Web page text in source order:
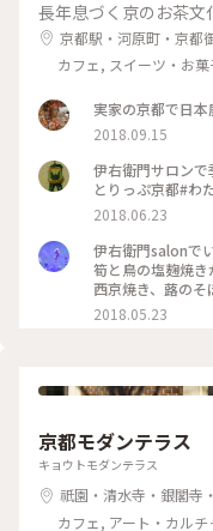
長年息づく京のお茶文
京都駅・河原町・京都
カフェ, スイーツ・お菓
実家の京都で日
2018.09.15
伊右衛門サロン
とりっぷ京都#わ
2018.06.23
伊右衛門salonで
筍と鳥の塩麹焼
西京焼き、蕗のそ
くいただきました
本当に美味しく
筍 #さわら #玄米
2018.05.23
京都モダンテラス
キョウトモダンテラス
祇園・清水寺・銀閣寺
カフェ, アート・カル